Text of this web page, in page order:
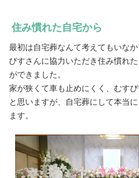
住み慣れた自宅から
最初は自宅葬なんて考えてもいな
びすさんに協力いただき住み慣れ
ができました。
家が狭くて車も止めにくく、むす
と思いますが、自宅葬にして本当
ます。